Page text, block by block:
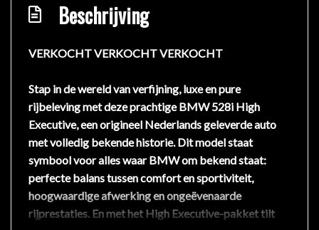
Beschrijving
VERKOCHT VERKOCHT VERKOCHT
Stap in de wereld van verfijning, luxe en pure
rijbeleving met deze prachtige BMW 528i High
Executive, een origineel Nederlands geleverde auto
met volledig bekende historie. Dit model staat
symbool voor alles waar BMW om bekend staat:
perfecte balans tussen comfort en sportiviteit,
hoogwaardige afwerking en ongeëvenaarde
rijprestaties. En met het High Executive-pakket tilt